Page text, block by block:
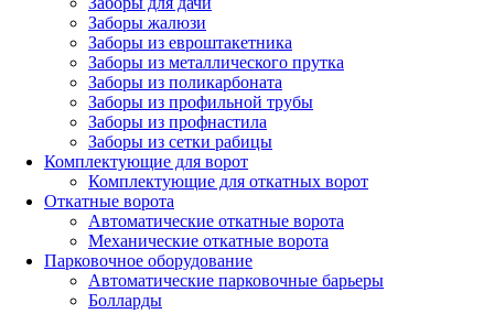
Заборы жалюзи
Заборы из евроштакетника
Заборы из металлического прутка
Заборы из поликарбоната
Заборы из профильной трубы
Заборы из профнастила
Заборы из сетки рабицы
Комплектующие для ворот
Комплектующие для откатных ворот
Откатные ворота
Автоматические откатные ворота
Механические откатные ворота
Парковочное оборудование
Автоматические парковочные барьеры
Болларды